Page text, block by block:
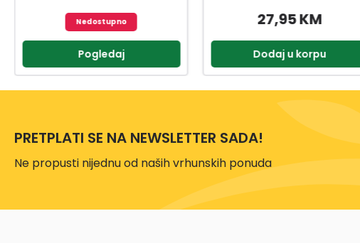
27,95 KM
Dodaj u korpu
77,95 KM
Dodaj u korpu
PRETPLATI SE NA NEWSLETTER SADA!
Ne propusti nijednu od naših vrhunskih ponuda